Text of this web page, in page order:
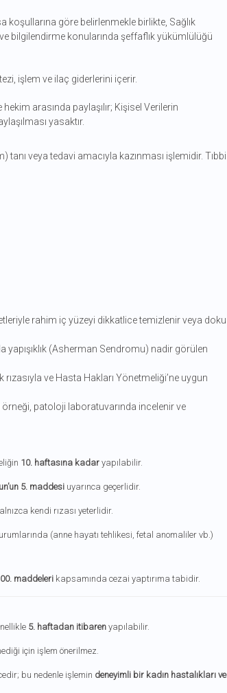
koşullarına göre belirlenmekle birlikte, Sağlık
bilgilendirme konularında şeffaflık yükümlülüğü
işlem ve ilaç giderlerini içerir.
arasında paylaşılır; Kişisel Verilerin
yasaktır.
veya tedavi amacıyla kazınması işlemidir. Tıbbi
rahim iç yüzeyi dikkatlice temizlenir veya doku
yapışıklık (Asherman Sendromu) nadir görülen
ve Hasta Hakları Yönetmeliği’ne uygun
örneği, patoloji laboratuvarında incelenir ve
10. haftasına kadaryapılabilir.
5. maddesiuyarınca geçerlidir.
kendi rızası yeterlidir.
(anne hayatı tehlikesi, fetal anomaliler vb.)
maddelerikapsamında cezai yaptırıma tabidir.
5. haftadan itibarenyapılabilir.
için işlem önerilmez.
bu nedenle işlemin deneyimli bir kadın hastalıkları ve